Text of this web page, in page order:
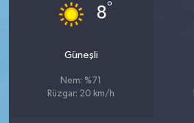
8°
Güneşli
Nem: %71
Rüzgar: 20 km/h